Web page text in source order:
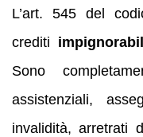
L’art. 545 del
crediti
Sono
assistenziali,
invalidità, arretrati